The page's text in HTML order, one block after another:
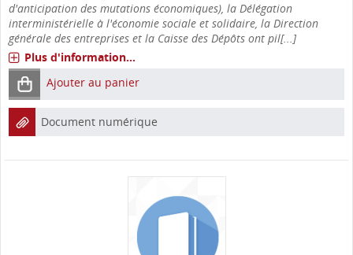
d'anticipation des mutations économiques), la Délégation
interministérielle à l'économie sociale et solidaire, la Direction
générale des entreprises et la Caisse des Dépôts ont pil[...]
Plus d'information...
Ajouter au panier
Document numérique